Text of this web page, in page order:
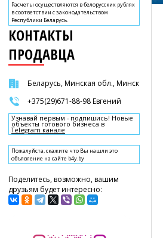
Расчеты осуществляются в белорусских рублях
в соответствии с законодательством
Республики Беларусь.
КОНТАКТЫ
ПРОДАВЦА
Беларусь, Минская обл., Минск
+375(29)671-88-98 Евгений
Узнавай первым - подпишись! Новые
объекты готового бизнеса в
Telegram канале
Пожалуйста, скажите что Вы нашли это
объявление на сайте b4y.by
Поделитесь, возможно, вашим
друзьям будет интересно: